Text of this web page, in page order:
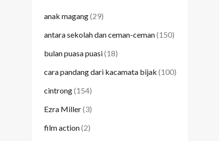
anak magang(29)
antara sekolah dan ceman-ceman(150)
bulan puasa puasi(18)
cara pandang dari kacamata bijak (100)
cintrong(154)
Ezra Miller(3)
film action(2)